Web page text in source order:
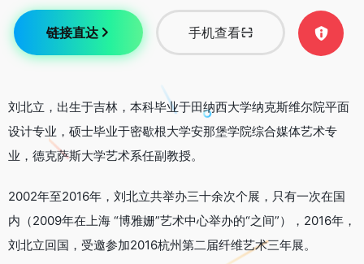
链接直达 手机查看
刘北立，出生于吉林，本科毕业于田纳西大学纳克斯维尔院平面
设计专业，硕士毕业于密歇根大学安那堡学院综合媒体艺术专
业，德克萨斯大学艺术系任副教授。
2002年至2016年，刘北立共举办三十余次个展，只有一次在国
内（2009年在上海 “博雅姗”艺术中心举办的“之间”），2016年，
刘北立回国，受邀参加2016杭州第二届纤维艺术三年展。